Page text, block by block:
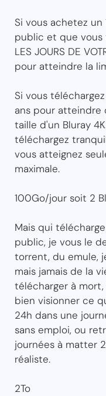
Si vous achetez un
public et que vous
LES JOURS DE
pour atteindre la
Si vous
ans pour atteindre
taille d'un Bluray
téléchargez
vous atteignez
maximale.
100Go/jour soit 2
Mais qui
public, je vous le
torrent, du emule,
mais jamais de la
télécharger à
bien visionner ce
24h dans une
sans emploi, ou
journées à matter
réaliste.
2To